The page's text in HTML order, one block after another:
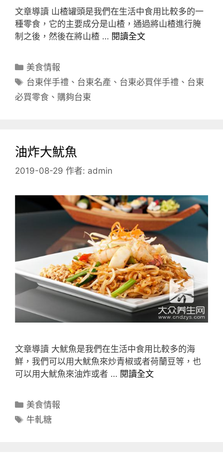
文章導讀 山楂罐頭是我們在生活中食用比較多的一
種零食，它的主要成分是山楂，通過將山楂進行腌
制之後，然後在將山楂 … 閱讀全文
分
類
美食情報
標
籤
台東伴手禮 、 台東名產 、 台東必買伴手禮 、 台東
必買零食 、 購夠台東
油炸大魷魚
2019-08-29 作者: admin
文章導讀 大魷魚是我們在生活中食用比較多的海
鮮，我們可以用大魷魚來炒青椒或者荷蘭豆等，也
可以用大魷魚來油炸或者 … 閱讀全文
分
類
美食情報
標
牛軋糖